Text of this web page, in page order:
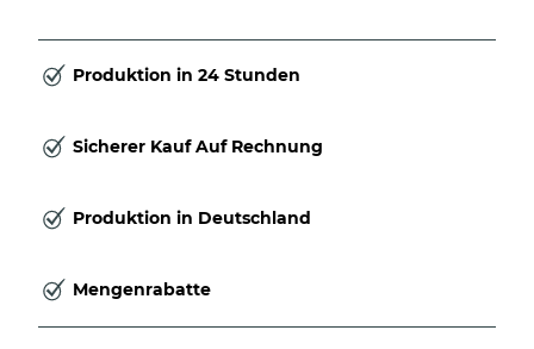
Produktion in 24 Stunden
Sicherer Kauf Auf Rechnung
Produktion in Deutschland
Mengenrabatte